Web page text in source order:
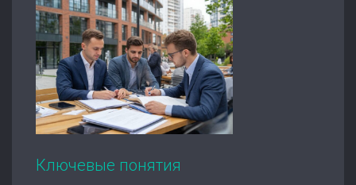
Ключевые понятия